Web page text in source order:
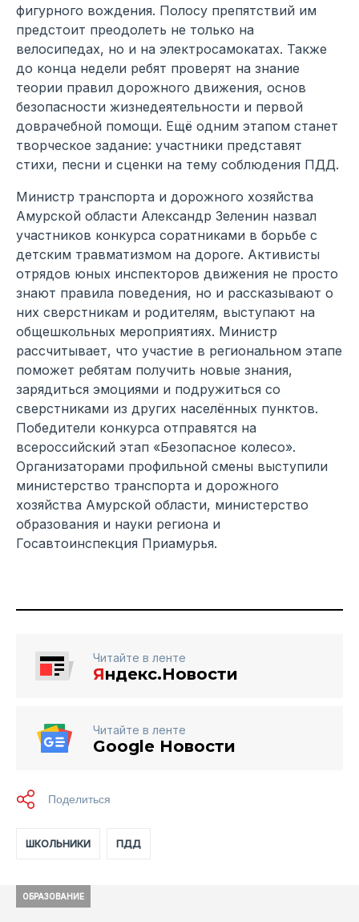
фигурного вождения. Полосу препятствий им
предстоит преодолеть не только на
велосипедах, но и на электросамокатах. Также
до конца недели ребят проверят на знание
теории правил дорожного движения, основ
безопасности жизнедеятельности и первой
доврачебной помощи. Ещё одним этапом станет
творческое задание: участники представят
стихи, песни и сценки на тему соблюдения ПДД.
Министр транспорта и дорожного хозяйства
Амурской области Александр Зеленин назвал
участников конкурса соратниками в борьбе с
детским травматизмом на дороге. Активисты
отрядов юных инспекторов движения не просто
знают правила поведения, но и рассказывают о
них сверстникам и родителям, выступают на
общешкольных мероприятиях. Министр
рассчитывает, что участие в региональном этапе
поможет ребятам получить новые знания,
зарядиться эмоциями и подружиться со
сверстниками из других населённых пунктов.
Победители конкурса отправятся на
всероссийский этап «Безопасное колесо».
Организаторами профильной смены выступили
министерство транспорта и дорожного
хозяйства Амурской области, министерство
образования и науки региона и
Госавтоинспекция Приамурья.
Читайте в ленте
Яндекс.Новости
Читайте в ленте
Google Новости
ШКОЛЬНИКИ ПДД
ОБРАЗОВАНИЕ